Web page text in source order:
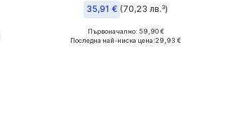
35,91 € (70,23 лв.³)
Налични размери: 40, 41
Първоначално: 59,90 €
Последна най-ниска цена:29,93 €